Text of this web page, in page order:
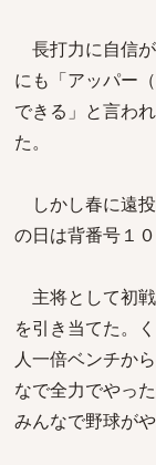
長打力に自信
にも「アッパー
できる」と言わ
た。
しかし春に遠
の日は背番号１
主将として初
を引き当てた。
人一倍ベンチか
なで全力でやっ
みんなで野球が